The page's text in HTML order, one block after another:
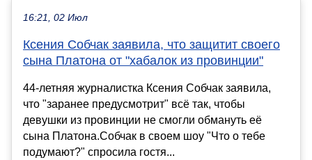
16:21, 02 Июл
Ксения Собчак заявила, что защитит своего
сына Платона от "хабалок из провинции"
44-летняя журналистка Ксения Собчак заявила,
что "заранее предусмотрит" всё так, чтобы
девушки из провинции не смогли обмануть её
сына Платона.Собчак в своем шоу "Что о тебе
подумают?" спросила гостя...